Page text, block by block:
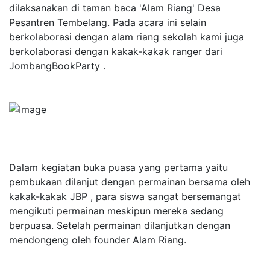
dilaksanakan di taman baca 'Alam Riang' Desa
Pesantren Tembelang. Pada acara ini selain
berkolaborasi dengan alam riang sekolah kami juga
berkolaborasi dengan kakak-kakak ranger dari
JombangBookParty .
Dalam kegiatan buka puasa yang pertama yaitu
pembukaan dilanjut dengan permainan bersama oleh
kakak-kakak JBP , para siswa sangat bersemangat
mengikuti permainan meskipun mereka sedang
berpuasa. Setelah permainan dilanjutkan dengan
mendongeng oleh founder Alam Riang.